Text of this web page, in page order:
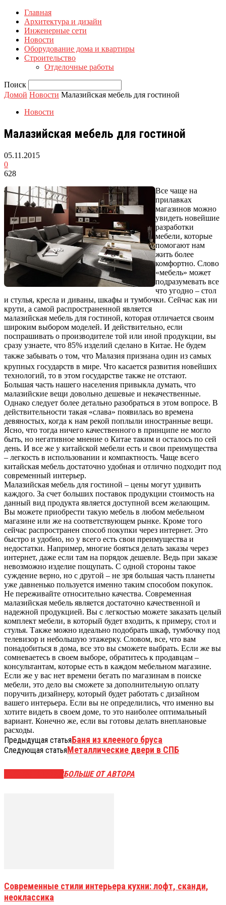
Главная
Архитектура и дизайн
Инженерные сети
Новости
Оборудование дома и квартиры
Строительство
Отделочные работы
Поиск
Домой Новости Малазийская мебель для гостиной
Новости
Малазийская мебель для гостиной
05.11.2015
0
628
Все чаще на
прилавках
магазинов можно
увидеть новейшие
разработки
мебели, которые
помогают нам
жить более
комфортно. Слово
«мебель» может
подразумевать все
что угодно – стол
и стулья, кресла и диваны, шкафы и тумбочки. Сейчас как ни
крути, а самой распространенной является
малазийская мебель для гостиной, которая отличается своим
широким выбором моделей. И действительно, если
поспрашивать о производителе той или иной продукции, вы
сразу узнаете, что 85% изделий сделано в Китае. Не будем
также забывать о том, что Малазия признана один из самых
крупных государств в мире. Что касается развития новейших
технологий, то в этом государстве также не отстают.
Большая часть нашего населения привыкла думать, что
малазийские вещи довольно дешевые и некачественные.
Однако следует более детально разобраться в этом вопросе. В
действительности такая «слава» появилась во времена
девяностых, когда к нам рекой поплыли иностранные вещи.
Ясно, что тогда ничего качественного в принципе не могло
быть, но негативное мнение о Китае таким и осталось по сей
день. И все же у китайской мебели есть и свои преимущества
– легкость в использовании и компактность. Чаще всего
китайская мебель достаточно удобная и отлично подходит под
современный интерьер.
Малазийская мебель для гостиной – цены могут удивить
каждого. За счет больших поставок продукции стоимость на
данный вид продукта является доступной всем желающим.
Вы можете приобрести такую мебель в любом мебельном
магазине или же на соответствующем рынке. Кроме того
сейчас распространен способ покупки через интернет. Это
быстро и удобно, но у всего есть свои преимущества и
недостатки. Например, многие бояться делать заказы через
интернет, даже если там на порядок дешевле. Ведь при заказе
невозможно изделие пощупать. С одной стороны такое
суждение верно, но с другой – не зря большая часть планеты
уже давненько пользуется именно таким способом покупок.
Не переживайте относительно качества. Современная
малазийская мебель является достаточно качественной и
надежной продукцией. Вы с легкостью можете заказать целый
комплект мебели, в который будет входить, к примеру, стол и
стулья. Также можно идеально подобрать шкаф, тумбочку под
телевизор и небольшую этажерку. Словом, все, что вам
понадобиться в дома, все это вы сможете выбрать. Если же вы
сомневаетесь в своем выборе, обратитесь к продавцам –
консультантам, которые есть в каждом мебельном магазине.
Если же у вас нет времени бегать по магазинам в поиске
мебели, это дело вы сможете за дополнительную оплату
поручить дизайнеру, который будет работать с дизайном
вашего интерьера. Если вы не определились, что именно вы
хотите видеть в своем доме, то это наиболее оптимальный
вариант. Конечно же, если вы готовы делать внеплановые
расходы.
Предыдущая статьяБаня из клееного бруса
Следующая статьяМеталлические двери в СПБ
БОЛЬШЕ ОТ АВТОРА
Современные стили интерьера кухни: лофт, сканди,
неоклассика